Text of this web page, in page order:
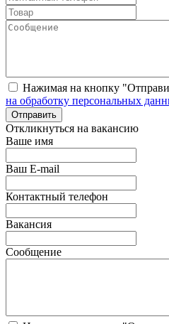
Нажимая на кнопку
на обработку персональных
Откликнуться на вакансию
Ваше имя
Ваш E-mail
Контактный телефон
Вакансия
Сообщение